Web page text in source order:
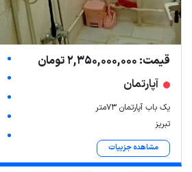
قیمت: 2,350,000,000 تومان
آپارتمان
یک باب آپارتمان ۷۳متر
تبریز
مشاهده جزییات